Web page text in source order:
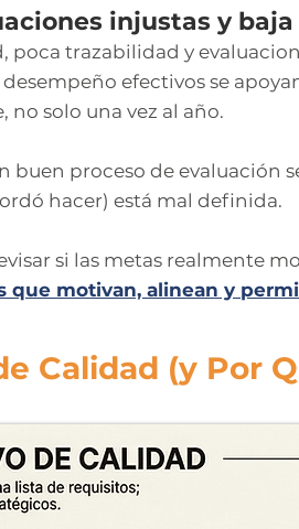
injustas y
poca trazabilidad y
efectivos se
solo una vez al año.
buen proceso de evaluación
hacer) está mal definida.
si las metas realmente
que motivan, alinean y
Calidad (y Por